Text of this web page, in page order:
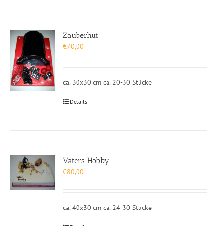
Zauberhut
€70,00
ca. 30x30 cm ca. 20-30 Stücke
Details
Vaters Hobby
€80,00
ca. 40x30 cm ca. 24-30 Stücke